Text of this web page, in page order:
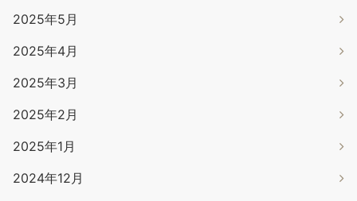
2025年5月
2025年4月
2025年3月
2025年2月
2025年1月
2024年12月